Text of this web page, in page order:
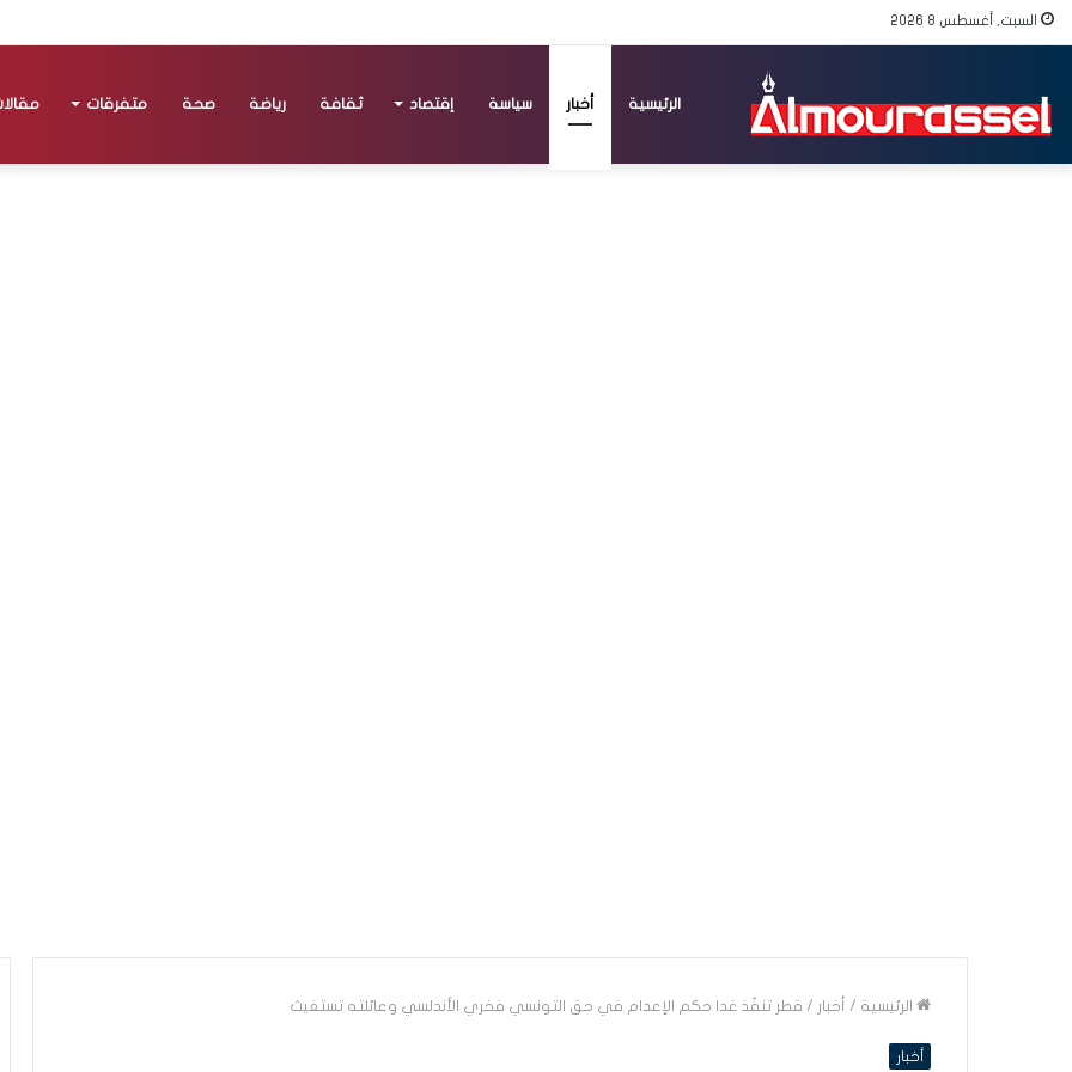
السبت, أغسطس 8 2026
الرئيسية أخبار سياسة إقتصاد ثقافة رياضة صحة متفرقات
الرئيسية / أخبار / قطر تنفّذ غدا حكم الإعدام في حق التونسي فخري الأندلسي وعائلته تستغيث
أخبار